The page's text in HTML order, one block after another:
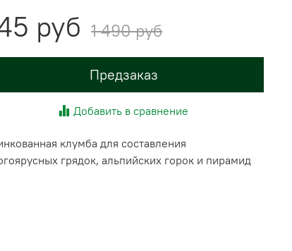
руб 1 490 руб
Предзаказ
Добавить в сравнение
клумба для составления
грядок, альпийских горок и пирамид